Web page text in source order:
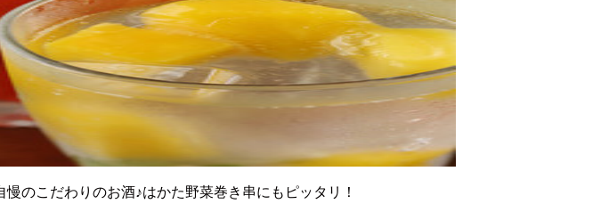
のこだわりのお酒♪はかた野菜巻き串にもピッタリ！